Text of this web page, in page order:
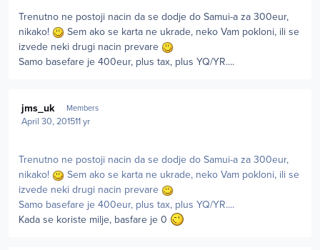
Trenutno ne postoji nacin da se dodje do Samui-a za 300eur,
nikako!
Sem ako se karta ne ukrade, neko Vam pokloni, ili se
izvede neki drugi nacin prevare
Samo basefare je 400eur, plus tax, plus YQ/YR....
jms_uk Members
April 30, 201511 yr
Trenutno ne postoji nacin da se dodje do Samui-a za 300eur,
nikako!
Sem ako se karta ne ukrade, neko Vam pokloni, ili se
izvede neki drugi nacin prevare
Samo basefare je 400eur, plus tax, plus YQ/YR....
Kada se koriste milje, basfare je 0